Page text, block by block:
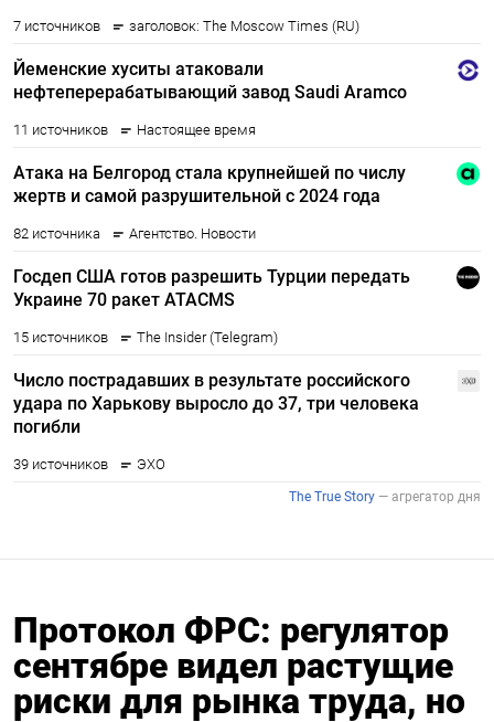
Протокол ФРС: регулятор
сентябре видел растущие
риски для рынка труда, но